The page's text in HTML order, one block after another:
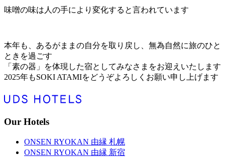
味噌の味は人の手により変化すると言われています
本年も、あるがままの自分を取り戻し、無為自然に旅のひと
ときを過ごす
「素の器」を体現した宿としてみなさまをお迎えいたします
2025年もSOKI ATAMIをどうぞよろしくお願い申し上げます
Our Hotels
ONSEN RYOKAN 由縁 札幌
ONSEN RYOKAN 由縁 新宿